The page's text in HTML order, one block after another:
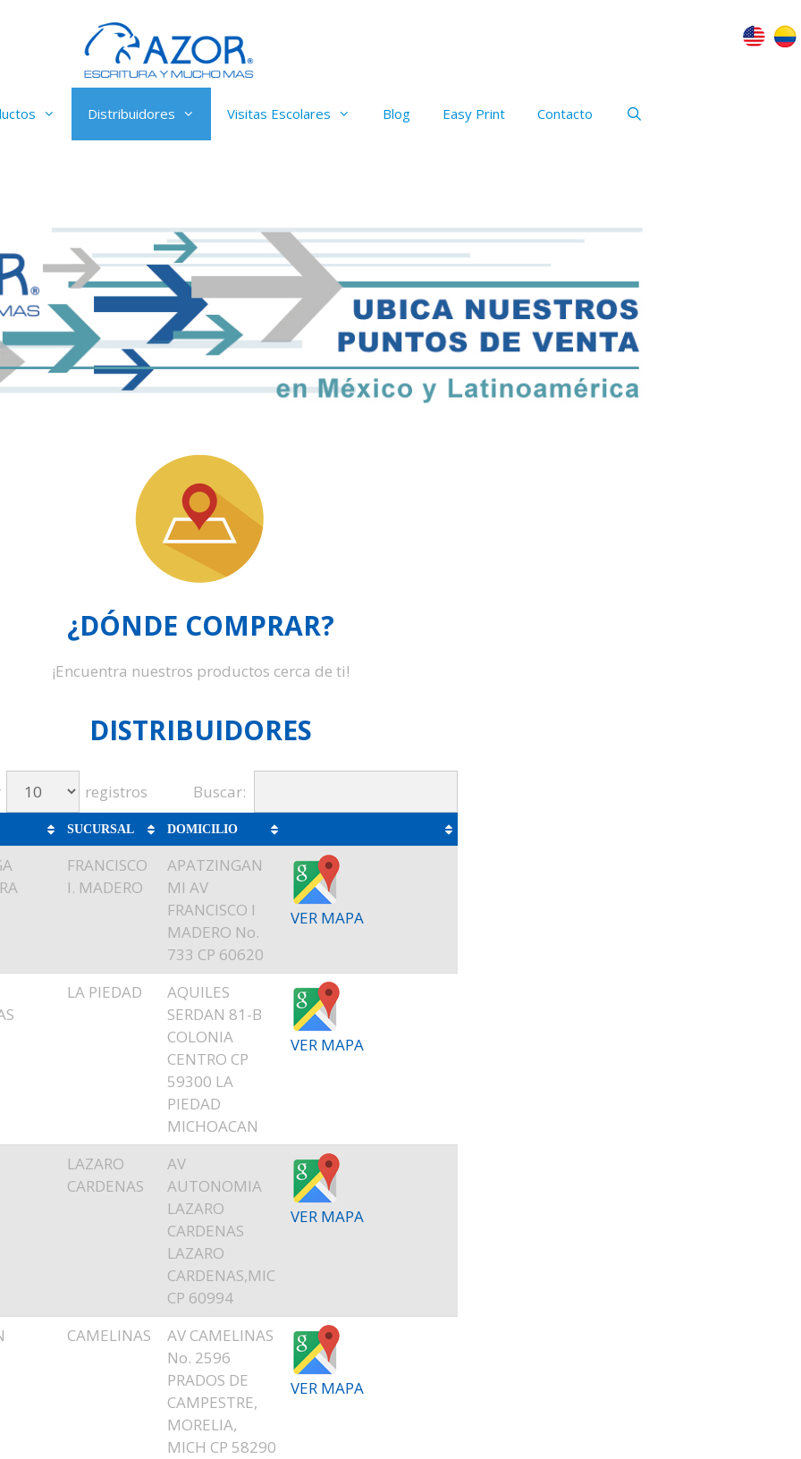
Distribuidores Visitas Escolares Blog Easy Print Contacto
¿DÓNDE COMPRAR?
¡Encuentra nuestros productos cerca de ti!
DISTRIBUIDORES
registros Buscar:
SUCURSAL DOMICILIO
FRANCISCO
I. MADERO
APATZINGAN
MI AV
FRANCISCO I
MADERO No.
733 CP 60620
VER MAPA
LA PIEDAD
AQUILES
SERDAN 81-B
COLONIA
CENTRO CP
59300 LA
PIEDAD
MICHOACAN
VER MAPA
LAZARO
CARDENAS
AV
AUTONOMIA
LAZARO
CARDENAS
LAZARO
CARDENAS,MIC
CP 60994
VER MAPA
CAMELINAS
AV CAMELINAS
No. 2596
PRADOS DE
CAMPESTRE,
MORELIA,
MICH CP 58290
VER MAPA